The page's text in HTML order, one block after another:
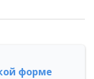
форме